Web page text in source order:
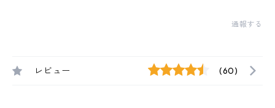
通報する
レビュー (60)